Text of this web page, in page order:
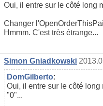
Oui, il entre sur le côté long
Changer
Hmmm. C'est très étrange...
Simon Gniadkowski
DomGilberto:
Oui, il entre sur le côté
"0"...